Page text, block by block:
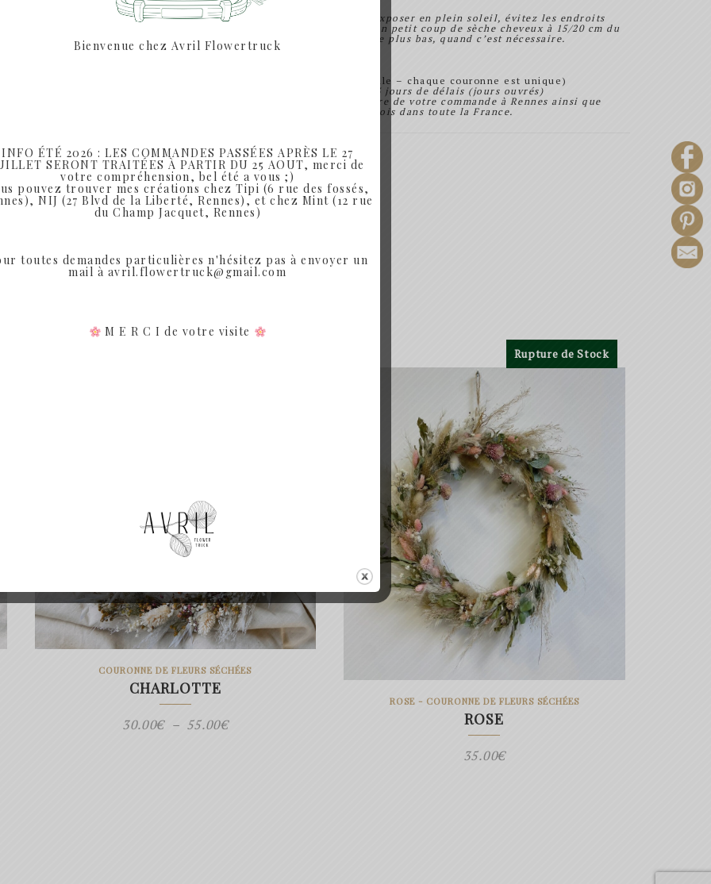
Astuces / infos :
Evitez de l’exposer en plein soleil, évitez les endroits
humides, et pour la poussière, un petit coup de sèche cheveux à 15/20 cm du
bouquet sur le mode le plus bas, quand c’est nécessaire.
(Photo non contractuelle – chaque couronne est unique)
Prévoir minimum 3 jours de délais (jours ouvrés)
pour la remise en main propre de votre commande à Rennes ainsi que
pour les envois dans toute la France.
SHARE:
COURONNE DE FLEURS SÉCHÉES
CHARLOTTE
30.00€ – 55.00€Plage
Rupture de Stock
ROSE - COURONNE DE FLEURS SÉCHÉES
ROSE
35.00€
Bienvenue chez Avril Flowertruck
INFO ÉTÉ 2026 : LES COMMANDES PASSÉES APRÈS LE 27
SERONT TRAITÉES À PARTIR DU 25 AOUT, merci de
votre compréhension, bel été a vous ;)
pouvez trouver mes créations chez Tipi (6 rue des fossés,
NIJ (27 Blvd de la Liberté, Rennes), et chez Mint (12 rue
du Champ Jacquet, Rennes)
toutes demandes particulières n'hésitez pas à envoyer un
mail à avril.flowertruck@gmail.com
M E R C I de votre visite